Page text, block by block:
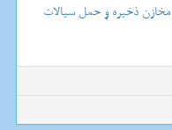
ذخیره و حمل سیالات